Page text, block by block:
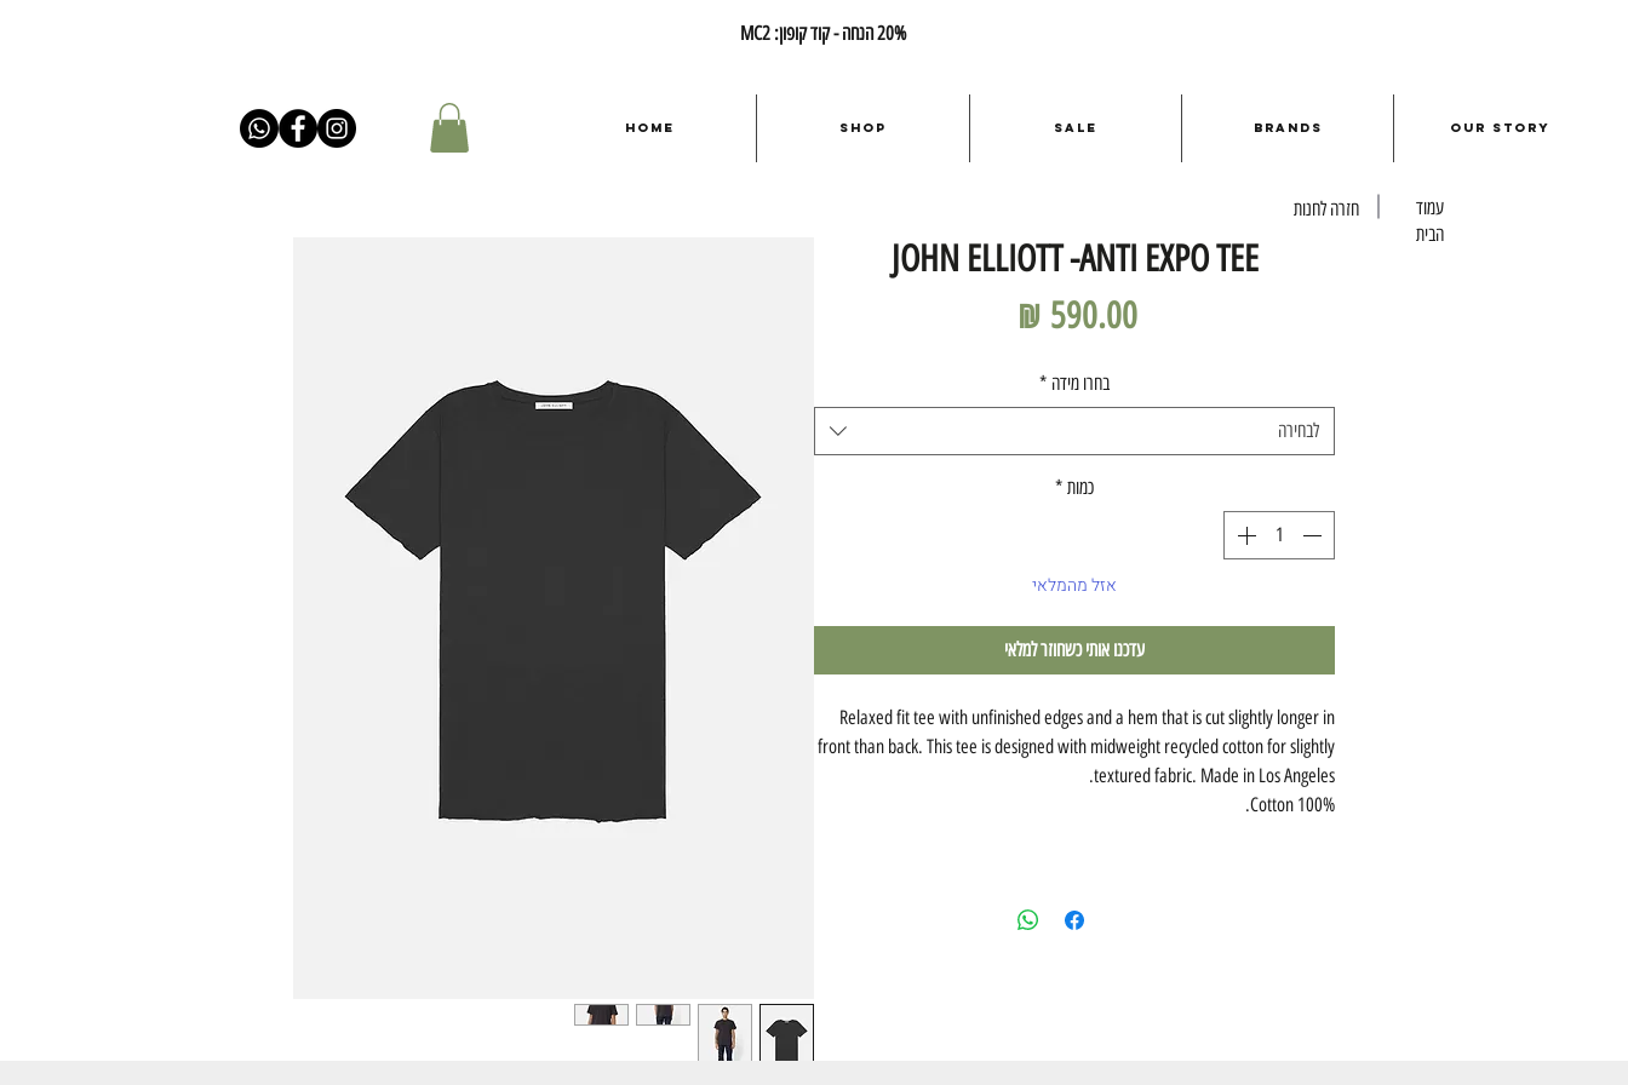
עמוד
הבית
חזרה לחנות
JOHN ELLIOTT -ANTI EXPO TEE
בחרו מידה *
לבחירה
כמות *
אזל מהמלאי
עדכנו אותי כשחוזר למלאי
Relaxed fit tee with unfinished edges and a hem that is cut slightly longer in
front than back. This tee is designed with midweight recycled cotton for slightly
textured fabric. Made in Los Angeles.
100% Cotton.
20% הנחה - קוד קופון: MC2
Home Shop Sale Brands Our Story